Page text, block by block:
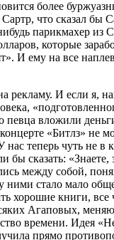
более
что сказал бы
парикмахер из
которые
И ему на все
рекламу. И если я,
певца вложили
«Битлз» не
теперь чуть не в
бы сказать: «Знаете,
между собой,
ними стало мало
хорошие книги,
Агаповых,
времени. Идея
прямо